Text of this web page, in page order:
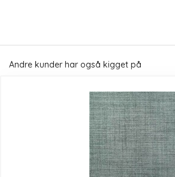
Andre kunder har også kigget på